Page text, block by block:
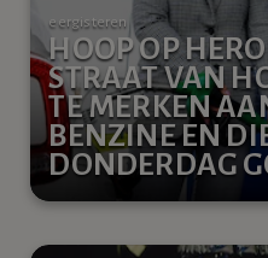
HOOP OP
STRAAT VAN
TE MERKEN
BENZINE EN
DONDERDAG
eergisteren